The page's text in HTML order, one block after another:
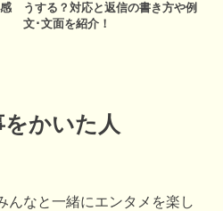
うする？対応と返信の書き方や例
文･文面を紹介！
をかいた人
んなと一緒にエンタメを楽し